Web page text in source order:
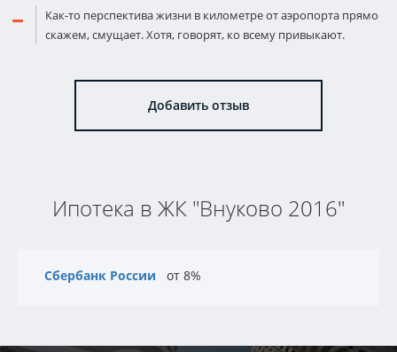
Как-то перспектива жизни в километре от аэропорта прямо
скажем, смущает. Хотя, говорят, ко всему привыкают.
Добавить отзыв
Ипотека в ЖК "Внуково 2016"
Сбербанк России от 8%